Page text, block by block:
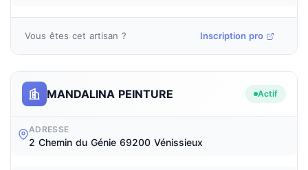
Vous êtes cet artisan ? Inscription pro
MANDALINA PEINTURE Actif
ADRESSE
2 Chemin du Génie 69200 Vénissieux